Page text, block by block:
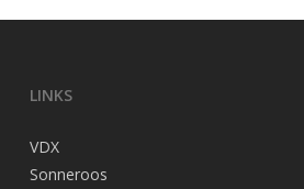
LINKS
VDX
Sonneroos